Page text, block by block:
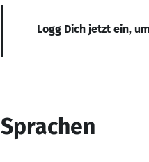
Logg Dich jetzt ein,
Sprachen